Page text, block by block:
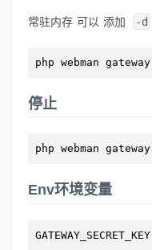
常驻内存 可以 添加 -d
php webman gateway
停止
php webman gateway
Env环境变量
GATEWAY_SECRET_KEY